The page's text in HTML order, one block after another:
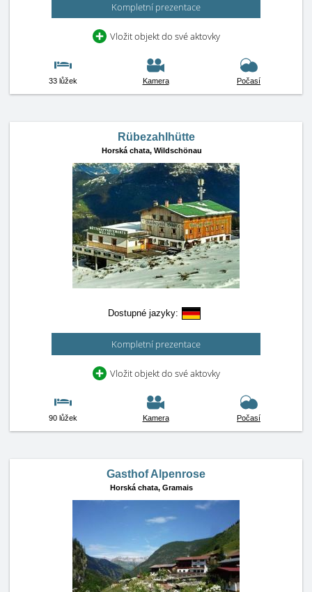
Kompletní prezentace
Vložit objekt do své aktovky
33 lůžek Kamera Počasí
Rübezahlhütte
Horská chata, Wildschönau
Dostupné jazyky:
Kompletní prezentace
Vložit objekt do své aktovky
90 lůžek Kamera Počasí
Gasthof Alpenrose
Horská chata, Gramais